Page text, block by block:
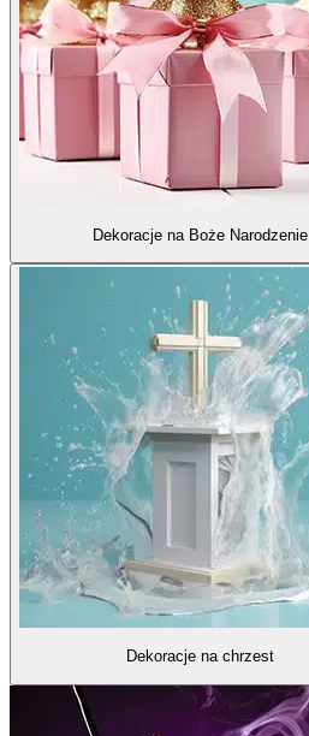
Dekoracje na Boże Narodzenie
Dekoracje na chrzest